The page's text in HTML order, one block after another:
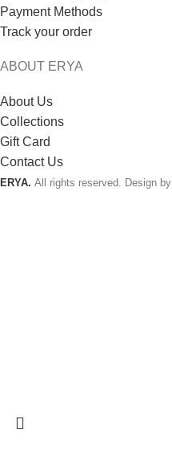
Payment Methods
Track your order
ABOUT ERYA
About Us
Collections
Gift Card
Contact Us
ERYA. All rights reserved. Design by